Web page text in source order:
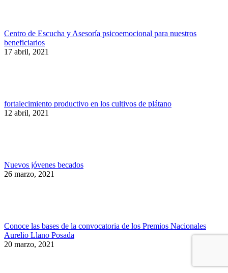
Centro de Escucha y Asesoría psicoemocional para nuestros
beneficiarios
17 abril, 2021
fortalecimiento productivo en los cultivos de plátano
12 abril, 2021
Nuevos jóvenes becados
26 marzo, 2021
Conoce las bases de la convocatoria de los Premios Nacionales
Aurelio Llano Posada
20 marzo, 2021